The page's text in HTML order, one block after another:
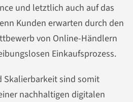
und letztlich auch auf das
Kunden erwarten durch den
von Online-Händlern
Einkaufsprozess.
sind somit
nachhaltigen digitalen